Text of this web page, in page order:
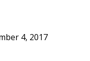
4, 2017